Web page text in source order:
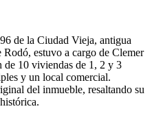
de la Ciudad Vieja, antigua
estuvo a cargo de Clemer
de 10 viviendas de 1, 2 y 3
y un local comercial.
del inmueble, resaltando su